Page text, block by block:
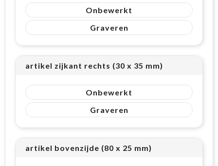
Onbewerkt
Graveren
artikel zijkant rechts (30 x 35 mm)
Onbewerkt
Graveren
artikel bovenzijde (80 x 25 mm)